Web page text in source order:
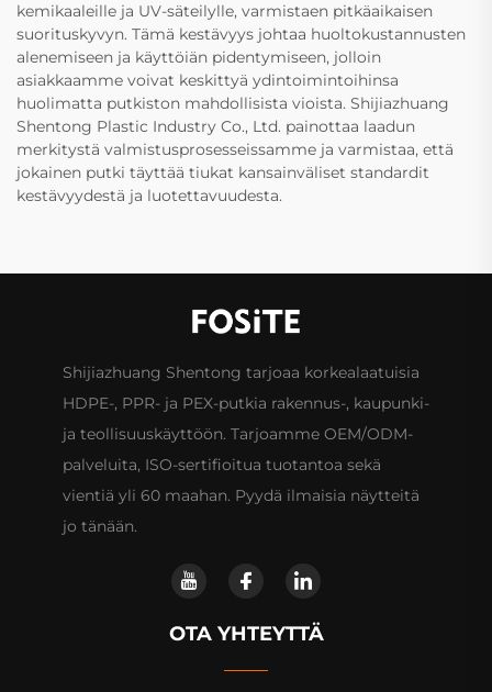
kemikaaleille ja UV-säteilylle, varmistaen pitkäaikaisen
suorituskyvyn. Tämä kestävyys johtaa huoltokustannusten
alenemiseen ja käyttöiän pidentymiseen, jolloin
asiakkaamme voivat keskittyä ydintoimintoihinsa
huolimatta putkiston mahdollisista vioista. Shijiazhuang
Shentong Plastic Industry Co., Ltd. painottaa laadun
merkitystä valmistusprosesseissamme ja varmistaa, että
jokainen putki täyttää tiukat kansainväliset standardit
kestävyydestä ja luotettavuudesta.
Shijiazhuang Shentong tarjoaa korkealaatuisia
HDPE-, PPR- ja PEX-putkia rakennus-, kaupunki-
ja teollisuuskäyttöön. Tarjoamme OEM/ODM-
palveluita, ISO-sertifioitua tuotantoa sekä
vientiä yli 60 maahan. Pyydä ilmaisia näytteitä
jo tänään.
OTA YHTEYTTÄ